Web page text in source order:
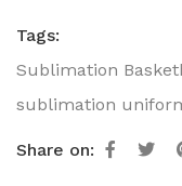
Tags:
Sublimation
sublimation
Share on: